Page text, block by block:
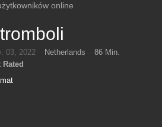
online
03, 2022 Netherlands
86 Min.
Rated